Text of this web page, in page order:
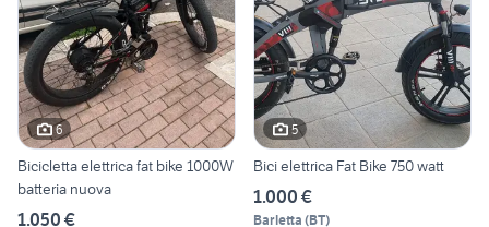
6
Bicicletta elettrica fat bike 1000W
batteria nuova
1.050 €
5
Bici elettrica Fat Bike 750 watt
1.000 €
Barletta (BT)